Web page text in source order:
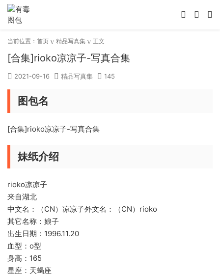
当前位置： 首页 精品写真集 正文
[合集]rioko凉凉子-写真合集
2021-09-16 精品写真集 145
图包名
[合集]rioko凉凉子-写真合集
妹纸介绍
rioko凉凉子
来自湖北
中文名：（CN）凉凉子外文名：（CN）rioko
其它名称：娘子
出生日期：1996.11.20
血型：o型
身高：165
星座：天蝎座